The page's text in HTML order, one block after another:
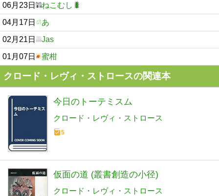
06月23日 ねこむし🐛
04月17日 あ
02月21日 Jas
01月07日 蜜柑
クロード・レヴィ・ストロースの関連本
今日のトーテミスム
クロード・レヴィ・ストロース
5
仮面の道 (叢書創造の小径)
クロード・レヴィ・ストロース